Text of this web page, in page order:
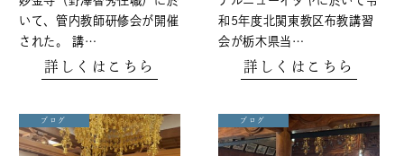
いて、管内教師研修会が開催
された。 講…
詳しくはこちら
和5年度北関東教区布教講習
会が栃木県当…
詳しくはこちら
ブログ ブログ